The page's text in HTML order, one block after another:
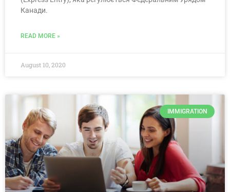
Канади.
READ MORE »
August 10, 2020
IMMIGRATION